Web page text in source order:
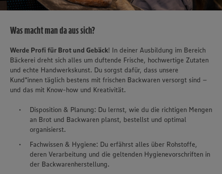
Was macht man da aus sich?
Werde Profi für Brot und Gebäck! In deiner Ausbildung im Bereich
Bäckerei dreht sich alles um duftende Frische, hochwertige Zutaten
und echte Handwerkskunst. Du sorgst dafür, dass unsere
Kund*innen täglich bestens mit frischen Backwaren versorgt sind –
und das mit Know-how und Kreativität.
Disposition & Planung: Du lernst, wie du die richtigen Mengen
an Brot und Backwaren planst, bestellst und optimal
organisierst.
Fachwissen & Hygiene: Du erfährst alles über Rohstoffe,
deren Verarbeitung und die geltenden Hygienevorschriften in
der Backwarenherstellung.